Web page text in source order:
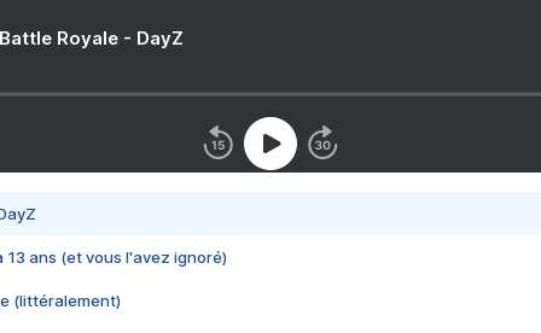
Royale - DayZ
13 ans (et vous l'avez ignoré)
(littéralement)